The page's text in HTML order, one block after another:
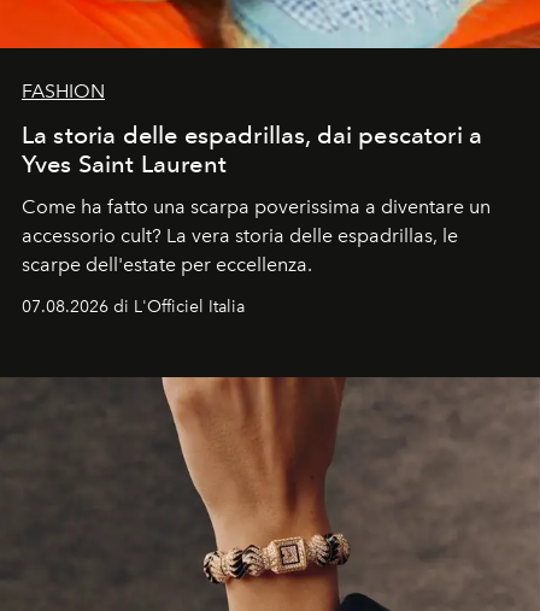
FASHION
La storia delle espadrillas, dai pescatori a
Yves Saint Laurent
Come ha fatto una scarpa poverissima a diventare un
accessorio cult? La vera storia delle espadrillas, le
scarpe dell'estate per eccellenza.
07.08.2026 di L'Officiel Italia